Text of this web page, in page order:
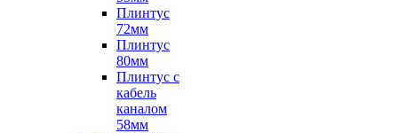
Плинтус
72мм
Плинтус
80мм
Плинтус с
кабель
каналом
58мм